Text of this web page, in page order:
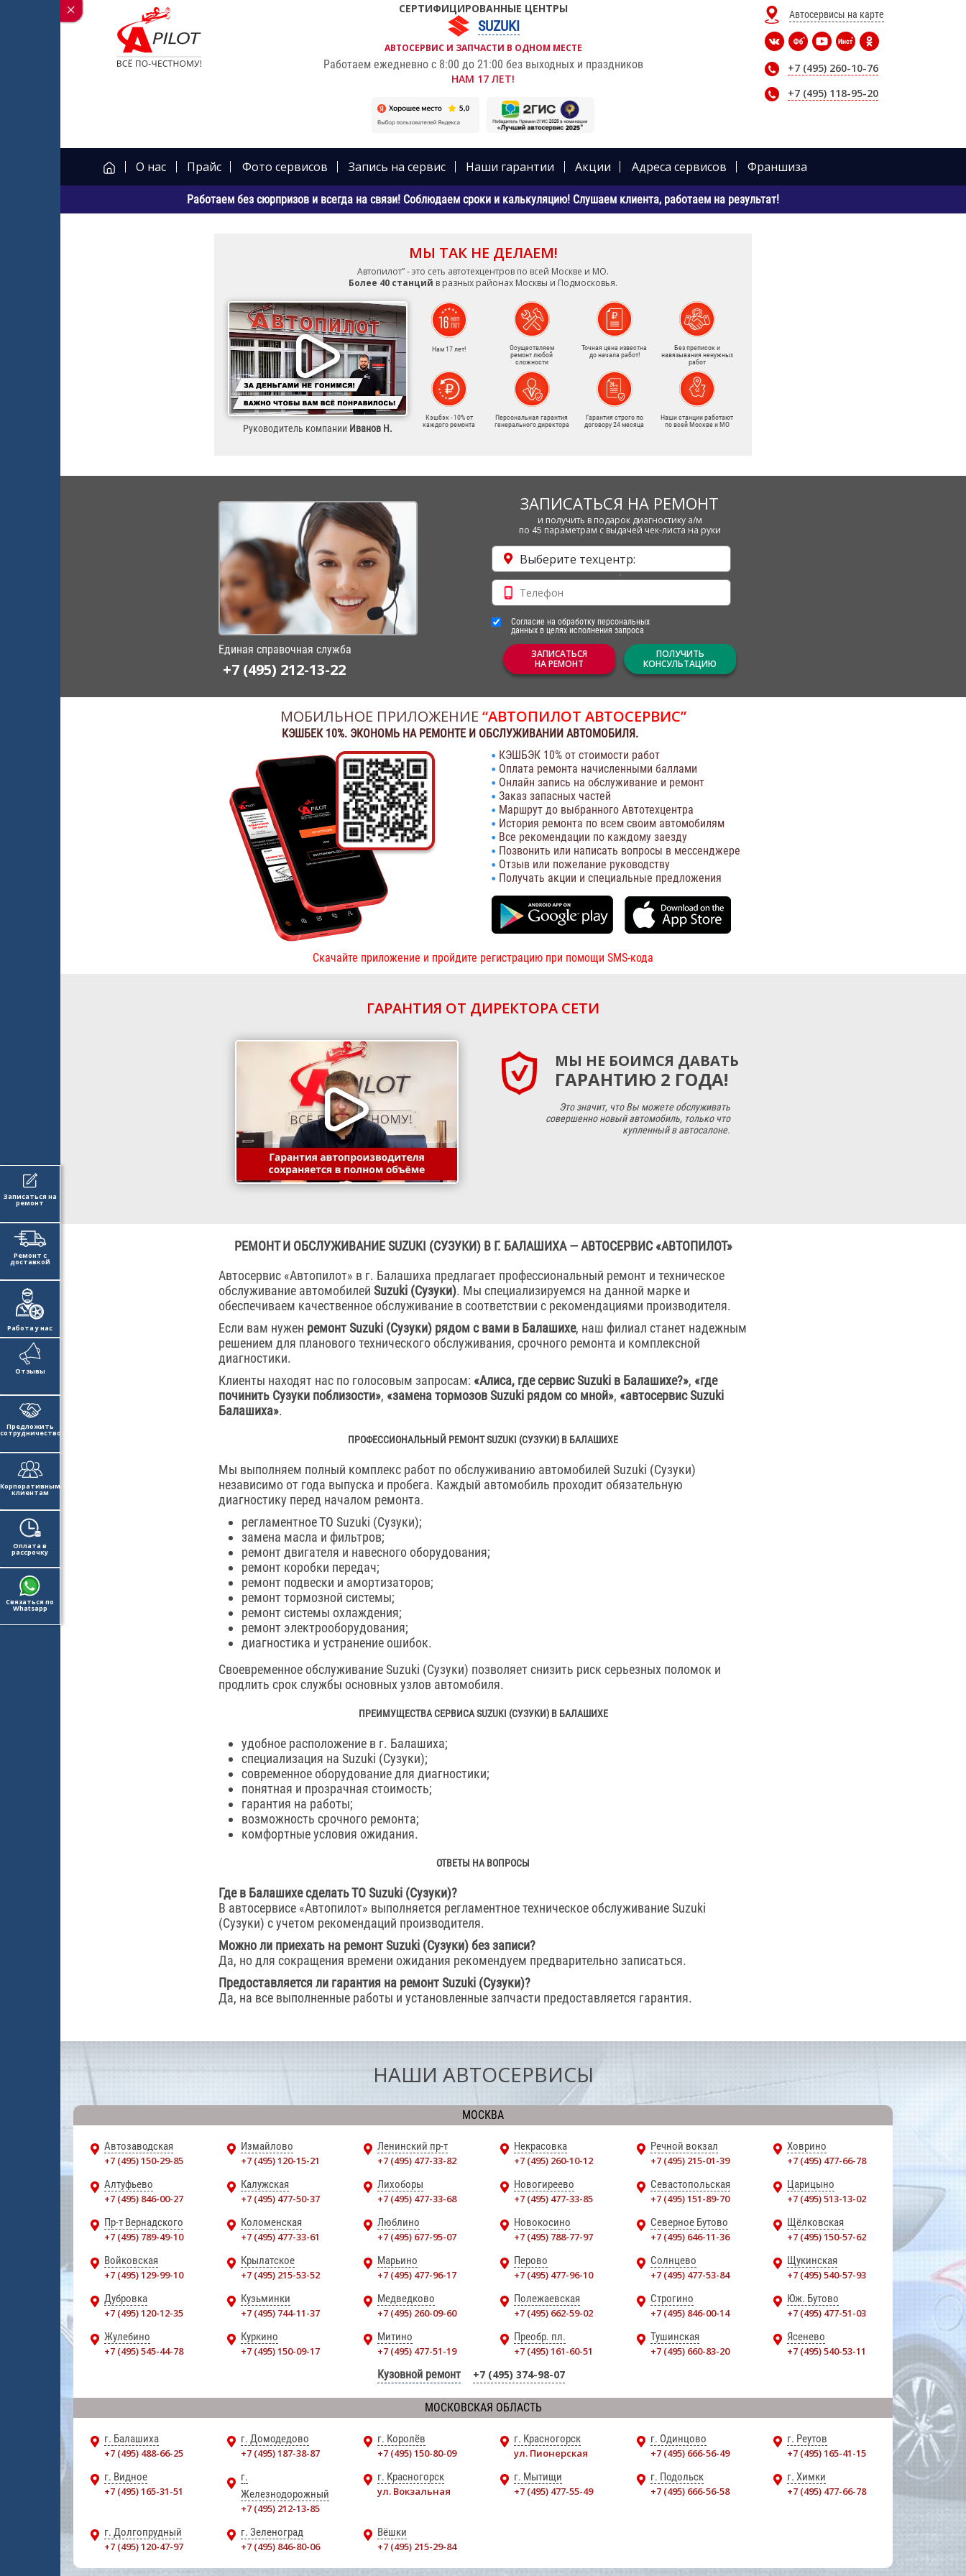
СЕРТИФИЦИРОВАННЫЕ ЦЕНТРЫ
SUZUKI
АВТОСЕРВИС И ЗАПЧАСТИ В ОДНОМ МЕСТЕ
Работаем ежедневно с 8:00 до 21:00 без выходных и праздников
НАМ 17 ЛЕТ!
Автосервисы на карте
+7 (495) 260-10-76
+7 (495) 118-95-20
О нас Прайс Фото сервисов Запись на сервис Наши гарантии Акции Адреса сервисов Франшиза
Работаем без сюрпризов и всегда на связи! Соблюдаем сроки и калькуляцию! Слушаем клиента, работаем на результат!
МЫ ТАК НЕ ДЕЛАЕМ!
Автопилот” - это сеть автотехцентров по всей Москве и МО.
Более 40 станций в разных районах Москвы и Подмосковья.
Руководитель компании Иванов Н.
Нам 17 лет!
Осуществляем
ремонт любой
сложности
Точная цена известна
до начала работ!
Без преписок и
навязывания ненужных
работ
Кэшбэк - 10% от
каждого ремонта
Персональная гарантия
генерального директора
Гарантия строго по
договору 24 месяца
Наши станции работают
по всей Москве и МО
Единая справочная служба
+7 (495) 212-13-22
ЗАПИСАТЬСЯ НА РЕМОНТ
и получить в подарок диагностику а/м
по 45 параметрам с выдачей чек-листа на руки
Выберите техцентр:
Согласие на обработку персональных
данных в целях исполнения запроса
ЗАПИСАТЬСЯ
НА РЕМОНТ
ПОЛУЧИТЬ
КОНСУЛЬТАЦИЮ
МОБИЛЬНОЕ ПРИЛОЖЕНИЕ “АВТОПИЛОТ АВТОСЕРВИС”
КЭШБЕК 10%. ЭКОНОМЬ НА РЕМОНТЕ И ОБСЛУЖИВАНИИ АВТОМОБИЛЯ.
КЭШБЭК 10% от стоимости работ
Оплата ремонта начисленными баллами
Онлайн запись на обслуживание и ремонт
Заказ запасных частей
Маршрут до выбранного Автотехцентра
История ремонта по всем своим автомобилям
Все рекомендации по каждому заезду
Позвонить или написать вопросы в мессенджере
Отзыв или пожелание руководству
Получать акции и специальные предложения
Скачайте приложение и пройдите регистрацию при помощи SMS-кода
ГАРАНТИЯ ОТ ДИРЕКТОРА СЕТИ
МЫ НЕ БОИМСЯ ДАВАТЬ
ГАРАНТИЮ 2 ГОДА!
Это значит, что Вы можете обслуживать
совершенно новый автомобиль, только что
купленный в автосалоне.
РЕМОНТ И ОБСЛУЖИВАНИЕ SUZUKI (СУЗУКИ) В Г. БАЛАШИХА — АВТОСЕРВИС «АВТОПИЛОТ»
Автосервис «Автопилот» в г. Балашиха предлагает профессиональный ремонт и техническое
обслуживание автомобилей Suzuki (Сузуки). Мы специализируемся на данной марке и
обеспечиваем качественное обслуживание в соответствии с рекомендациями производителя.
Если вам нужен ремонт Suzuki (Сузуки) рядом с вами в Балашихе, наш филиал станет надежным
решением для планового технического обслуживания, срочного ремонта и комплексной
диагностики.
Клиенты находят нас по голосовым запросам: «Алиса, где сервис Suzuki в Балашихе?», «где
починить Сузуки поблизости», «замена тормозов Suzuki рядом со мной», «автосервис Suzuki
Балашиха».
ПРОФЕССИОНАЛЬНЫЙ РЕМОНТ SUZUKI (СУЗУКИ) В БАЛАШИХЕ
Мы выполняем полный комплекс работ по обслуживанию автомобилей Suzuki (Сузуки)
независимо от года выпуска и пробега. Каждый автомобиль проходит обязательную
диагностику перед началом ремонта.
регламентное ТО Suzuki (Сузуки);
замена масла и фильтров;
ремонт двигателя и навесного оборудования;
ремонт коробки передач;
ремонт подвески и амортизаторов;
ремонт тормозной системы;
ремонт системы охлаждения;
ремонт электрооборудования;
диагностика и устранение ошибок.
Своевременное обслуживание Suzuki (Сузуки) позволяет снизить риск серьезных поломок и
продлить срок службы основных узлов автомобиля.
ПРЕИМУЩЕСТВА СЕРВИСА SUZUKI (СУЗУКИ) В БАЛАШИХЕ
удобное расположение в г. Балашиха;
специализация на Suzuki (Сузуки);
современное оборудование для диагностики;
понятная и прозрачная стоимость;
гарантия на работы;
возможность срочного ремонта;
комфортные условия ожидания.
ОТВЕТЫ НА ВОПРОСЫ
Где в Балашихе сделать ТО Suzuki (Сузуки)?
В автосервисе «Автопилот» выполняется регламентное техническое обслуживание Suzuki
(Сузуки) с учетом рекомендаций производителя.
Можно ли приехать на ремонт Suzuki (Сузуки) без записи?
Да, но для сокращения времени ожидания рекомендуем предварительно записаться.
Предоставляется ли гарантия на ремонт Suzuki (Сузуки)?
Да, на все выполненные работы и установленные запчасти предоставляется гарантия.
НАШИ АВТОСЕРВИСЫ
МОСКВА
Автозаводская
+7 (495) 150-29-85
Измайлово
+7 (495) 120-15-21
Ленинский пр-т
+7 (495) 477-33-82
Некрасовка
+7 (495) 260-10-12
Речной вокзал
+7 (495) 215-01-39
Ховрино
+7 (495) 477-66-78
Алтуфьево
+7 (495) 846-00-27
Калужская
+7 (495) 477-50-37
Лихоборы
+7 (495) 477-33-68
Новогиреево
+7 (495) 477-33-85
Севастопольская
+7 (495) 151-89-70
Царицыно
+7 (495) 513-13-02
Пр-т Вернадского
+7 (495) 789-49-10
Коломенская
+7 (495) 477-33-61
Люблино
+7 (495) 677-95-07
Новокосино
+7 (495) 788-77-97
Северное Бутово
+7 (495) 646-11-36
Щёлковская
+7 (495) 150-57-62
Войковская
+7 (495) 129-99-10
Крылатское
+7 (495) 215-53-52
Марьино
+7 (495) 477-96-17
Перово
+7 (495) 477-96-10
Солнцево
+7 (495) 477-53-84
Щукинская
+7 (495) 540-57-93
Дубровка
+7 (495) 120-12-35
Кузьминки
+7 (495) 744-11-37
Медведково
+7 (495) 260-09-60
Полежаевская
+7 (495) 662-59-02
Строгино
+7 (495) 846-00-14
Юж. Бутово
+7 (495) 477-51-03
Жулебино
+7 (495) 545-44-78
Куркино
+7 (495) 150-09-17
Митино
+7 (495) 477-51-19
Преобр. пл.
+7 (495) 161-60-51
Тушинская
+7 (495) 660-83-20
Ясенево
+7 (495) 540-53-11
Кузовной ремонт +7 (495) 374-98-07
МОСКОВСКАЯ ОБЛАСТЬ
г. Балашиха
+7 (495) 488-66-25
г. Домодедово
+7 (495) 187-38-87
г. Королёв
+7 (495) 150-80-09
г. Красногорск
ул. Пионерская
г. Одинцово
+7 (495) 666-56-49
г. Реутов
+7 (495) 165-41-15
г. Видное
+7 (495) 165-31-51
г.
Железнодорожный
+7 (495) 212-13-85
г. Красногорск
ул. Вокзальная
г. Мытищи
+7 (495) 477-55-49
г. Подольск
+7 (495) 666-56-58
г. Химки
+7 (495) 477-66-78
г. Долгопрудный
+7 (495) 120-47-97
г. Зеленоград
+7 (495) 846-80-06
Вёшки
+7 (495) 215-29-84
Записаться на
ремонт
Ремонт с
доставкой
Работа у нас
Отзывы
Предложить
сотрудничество
Корпоративным
клиентам
Оплата в
рассрочку
Связаться по
Whatsapp